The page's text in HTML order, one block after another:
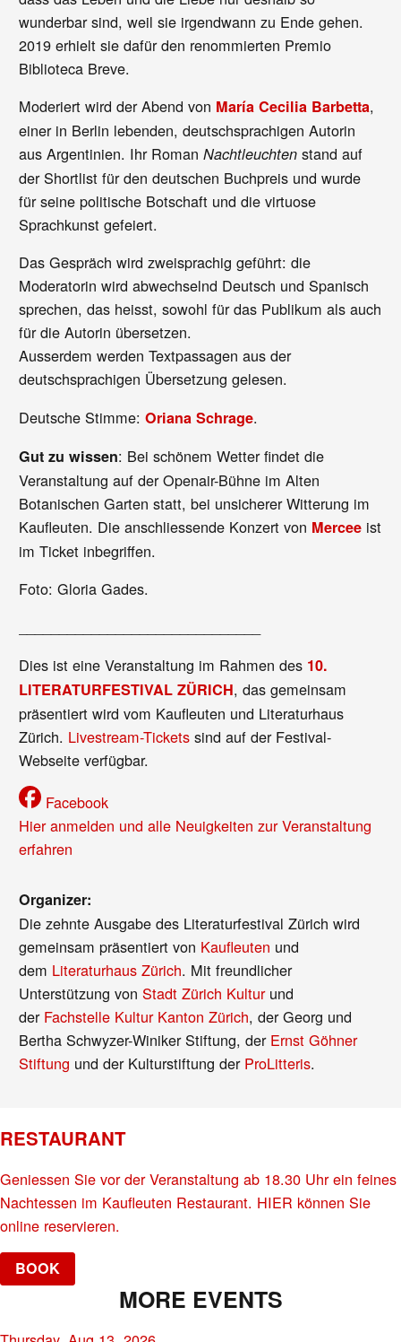
wunderbar sind, weil sie irgendwann zu Ende gehen.
2019 erhielt sie dafür den renommierten Premio
Biblioteca Breve.
Moderiert wird der Abend von María Cecilia Barbetta,
einer in Berlin lebenden, deutschsprachigen Autorin
aus Argentinien. Ihr RomanNachtleuchten stand auf
der Shortlist für den deutschen Buchpreis und wurde
für seine politische Botschaft und die virtuose
Sprachkunst gefeiert.
Das Gespräch wird zweisprachig geführt: die
Moderatorin wird abwechselnd Deutsch und Spanisch
sprechen, das heisst, sowohl für das Publikum als auch
für die Autorin übersetzen.
Ausserdem werden Textpassagen aus der
deutschsprachigen Übersetzung gelesen.
Deutsche Stimme: Oriana Schrage.
Gut zu wissen: Bei schönem Wetter findet die
Veranstaltung auf der Openair-Bühne im Alten
Botanischen Garten statt, bei unsicherer Witterung im
Kaufleuten. Die anschliessende Konzert von Mercee ist
im Ticket inbegriffen.
Foto: Gloria Gades.
Dies ist eine Veranstaltung im Rahmen des 10.
LITERATURFESTIVAL ZÜRICH, das gemeinsam
präsentiert wird vom Kaufleuten und Literaturhaus
Zürich. Livestream-Tickets sind auf der Festival-
Webseite verfügbar.
Facebook
Hier anmelden und alle Neuigkeiten zur Veranstaltung
erfahren
Organizer:
Die zehnte Ausgabe des Literaturfestival Zürich wird
gemeinsam präsentiert von Kaufleuten und
dem Literaturhaus Zürich. Mit freundlicher
Unterstützung vonStadt Zürich Kulturund
der Fachstelle Kultur Kanton Zürich, der Georg und
Bertha Schwyzer-Winiker Stiftung, der Ernst Göhner
Stiftung und der Kulturstiftung der ProLitteris.
RESTAURANT
Geniessen Sie vor der Veranstaltung ab 18.30 Uhr ein feines
Nachtessen im Kaufleuten Restaurant. HIER können Sie
online reservieren.
BOOK
MORE EVENTS